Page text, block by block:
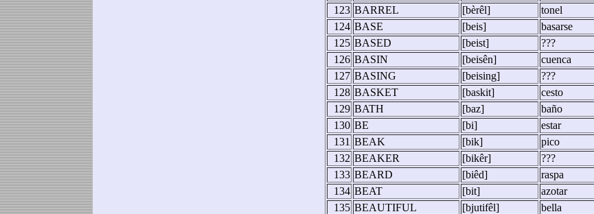
123 BARREL [bèrêl]
tonel
124 BASE [beis]
basarse
125 BASED [beist]
???
126 BASIN [beisên]
cuenca
127 BASING [beising]
???
128 BASKET [baskit]
cesto
129 BATH [baz]
baño
130 BE [bi]
estar
131 BEAK [bik]
pico
132 BEAKER [bikêr]
???
133 BEARD [biêd]
raspa
134 BEAT [bit]
azotar
135 BEAUTIFUL [bjutifêl]
bella